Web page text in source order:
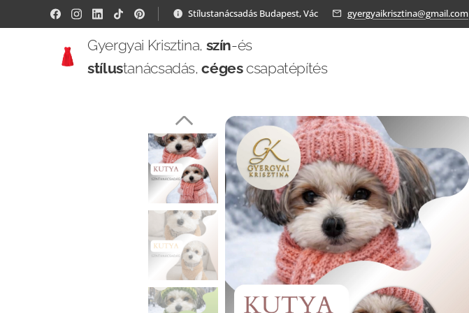
Stílustanácsadás Budapest, Vác gyergyaikrisztina@gmail.com
Gyergyai Krisztina, szín-és
stílustanácsadás,cégescsapatépítés